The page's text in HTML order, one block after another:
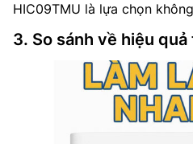
HIC09TMU là lựa chọn
3. So sánh về hiệu